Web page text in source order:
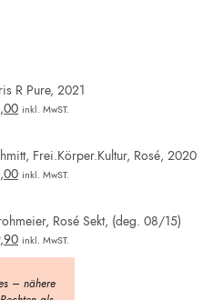
R Pure, 2021
inkl. MwST.
Frei.Körper.Kultur, Rosé, 2020
inkl. MwST.
Rosé Sekt, (deg. 08/15)
inkl. MwST.
– nähere